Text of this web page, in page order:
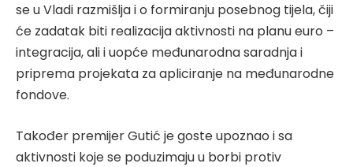
se u Vladi razmišlja i o formiranju posebnog tijela, čiji
će zadatak biti realizacija aktivnosti na planu euro –
integracija, ali i uopće međunarodna saradnja i
priprema projekata za apliciranje na međunarodne
fondove.
Također premijer Gutić je goste upoznao i sa
aktivnosti koje se poduzimaju u borbi protiv